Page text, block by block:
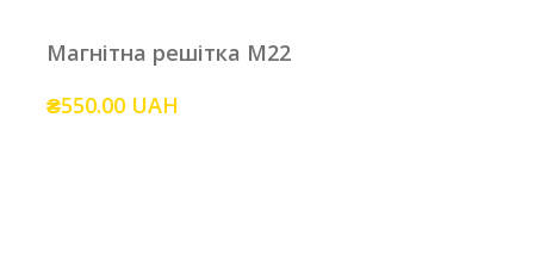
Магнітна решітка M22
₴550.00 UAH